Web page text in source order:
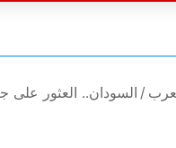
/ السودان.. العثور